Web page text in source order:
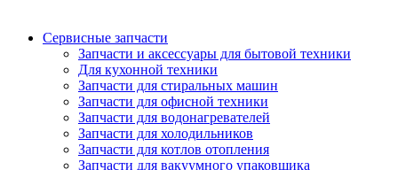
Сервисные запчасти
Запчасти и аксессуары для бытовой техники
Для кухонной техники
Запчасти для стиральных машин
Запчасти для офисной техники
Запчасти для водонагревателей
Запчасти для холодильников
Запчасти для котлов отопления
Запчасти для вакуумного упаковщика